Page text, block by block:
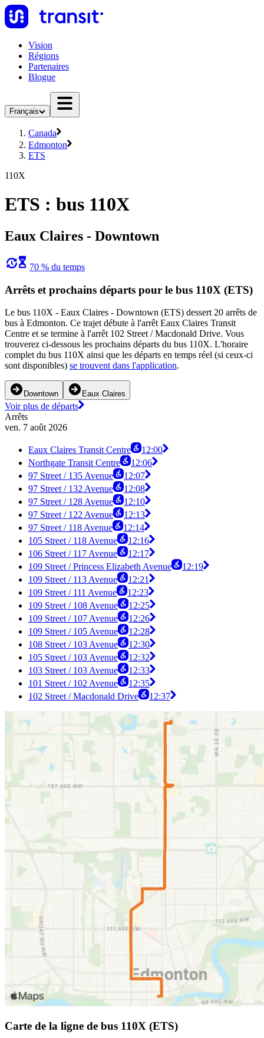
Vision
Régions
Partenaires
Blogue
Français
Canada
Edmonton
ETS
110X
ETS : bus 110X
Eaux Claires - Downtown
70 % du temps
Arrêts et prochains départs pour le bus 110X (ETS)
Le bus 110X - Eaux Claires - Downtown (ETS) dessert 20 arrêts de
bus à Edmonton. Ce trajet débute à l'arrêt Eaux Claires Transit
Centre et se termine à l'arrêt 102 Street / Macdonald Drive. Vous
trouverez ci-dessous les prochains départs du bus 110X. L'horaire
complet du bus 110X ainsi que les départs en temps réel (si ceux-ci
sont disponibles) se trouvent dans l'application.
Downtown Eaux Claires
Voir plus de départs
Arrêts
ven. 7 août 2026
Eaux Claires Transit Centre
12:00
Northgate Transit Centre
12:06
97 Street / 135 Avenue
12:07
97 Street / 132 Avenue
12:08
97 Street / 128 Avenue
12:10
97 Street / 122 Avenue
12:13
97 Street / 118 Avenue
12:14
105 Street / 118 Avenue
12:16
106 Street / 117 Avenue
12:17
109 Street / Princess Elizabeth Avenue
12:19
109 Street / 113 Avenue
12:21
109 Street / 111 Avenue
12:23
109 Street / 108 Avenue
12:25
109 Street / 107 Avenue
12:26
109 Street / 105 Avenue
12:28
108 Street / 103 Avenue
12:30
105 Street / 103 Avenue
12:32
103 Street / 103 Avenue
12:33
101 Street / 102 Avenue
12:35
102 Street / Macdonald Drive
12:37
Carte de la ligne de bus 110X (ETS)